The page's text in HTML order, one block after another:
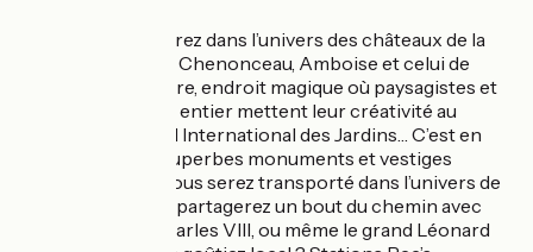
Vous vous plongerez dans l’univers des châteaux de la
Loire : Chambord, Chenonceau, Amboise et celui de
Chaumont sur Loire, endroit magique où paysagistes et
artistes du monde entier mettent leur créativité au
service du Festival International des Jardins… C’est en
slalomant entre superbes monuments et vestiges
historiques, que vous serez transporté dans l’univers de
la Renaissance, et partagerez un bout du chemin avec
François Ier et Charles VIII, ou même le grand Léonard